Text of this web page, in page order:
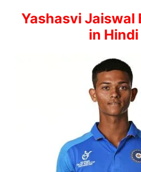
Yashasvi Jaiswal
in Hindi